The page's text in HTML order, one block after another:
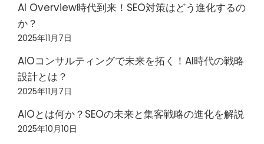
AI Overview時代到来！SEO対策はどう進化するの
か？
2025年11月7日
AIOコンサルティングで未来を拓く！AI時代の戦略
設計とは？
2025年11月7日
AIOとは何か？SEOの未来と集客戦略の進化を解説
2025年10月10日